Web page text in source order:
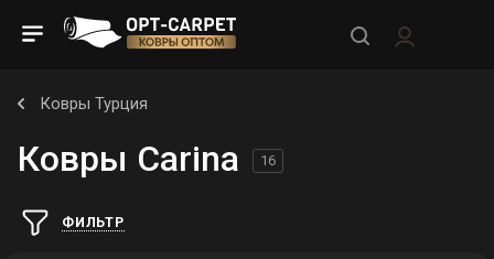
Ковры Турция
Ковры Carina 16
ФИЛЬТР